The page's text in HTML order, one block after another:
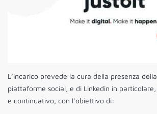
L’incarico prevede la cura della presenza
piattaforme social, e di Linkedin in
e continuativo, con l’obiettivo di: